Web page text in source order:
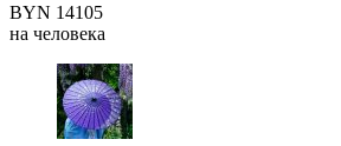
BYN 14105
на человека